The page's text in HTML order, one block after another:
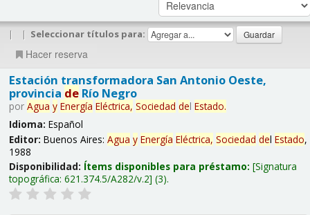
| | Seleccionar títulos para:
Hacer reserva
Estación transformadora San Antonio Oeste,
provincia deRío Negro
por Agua y Energía Eléctrica, Sociedad del Estado.
Idioma: Español
Editor: Buenos Aires: Agua y Energía Eléctrica, Sociedad del Estado,
1988
Disponibilidad: Ítems disponibles para préstamo: Signatura
topográfica: 621.374.5/A282/v.2 (3).